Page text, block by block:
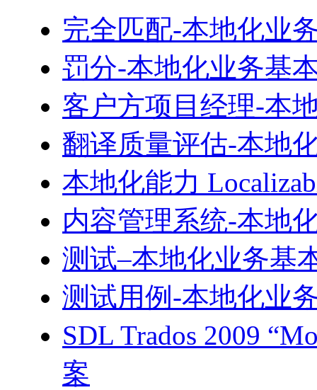
完全匹配-本地化业
罚分-本地化业务基
客户方项目经理-本
翻译质量评估-本地
本地化能力
内容管理系统-本地
测试–本地化业务基
测试用例-本地化业
SDL Trados 2009
案